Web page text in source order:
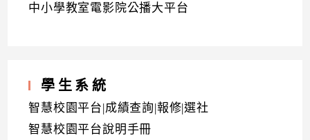
中小學教室電影院公播大平台
學生系統
智慧校園平台|成績查詢|報修|選社
智慧校園平台說明手冊